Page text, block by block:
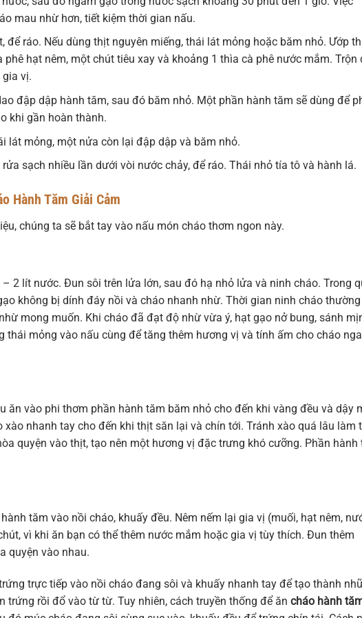
mau nhừ hơn, tiết kiệm thời gian nấu.
để ráo. Nếu dùng thịt nguyên miếng, thái lát mỏng hoặc băm nhỏ. Ướp
hạt nêm, một chút tiêu xay và khoảng 1 thìa cà phê nước mắm. Trộn
vị.
đập dập hành tăm, sau đó băm nhỏ. Một phần hành tăm sẽ dùng để
khi gần hoàn thành.
lát mỏng, một nửa còn lại đập dập và băm nhỏ.
sạch nhiều lần dưới vòi nước chảy, để ráo. Thái nhỏ tía tô và hành lá.
Hành Tăm Giải Cảm
chúng ta sẽ bắt tay vào nấu món cháo thơm ngon này.
2 lít nước. Đun sôi trên lửa lớn, sau đó hạ nhỏ lửa và ninh cháo. Trong
không bị dính đáy nồi và cháo nhanh nhừ. Thời gian ninh cháo thường
mong muốn. Khi cháo đã đạt độ nhừ vừa ý, hạt gạo nở bung, sánh
thái mỏng vào nấu cùng để tăng thêm hương vị và tính ấm cho cháo
ăn vào phi thơm phần hành tăm băm nhỏ cho đến khi vàng đều và dậy
nhanh tay cho đến khi thịt săn lại và chín tới. Tránh xào quá lâu làm
quyện vào thịt, tạo nên một hương vị đặc trưng khó cưỡng. Phần hành
tăm vào nồi cháo, khuấy đều. Nêm nếm lại gia vị (muối, hạt nêm,
vì khi ăn bạn có thể thêm nước mắm hoặc gia vị tùy thích. Đun thêm
quyện vào nhau.
trực tiếp vào nồi cháo đang sôi và khuấy nhanh tay để tạo thành
trứng rồi đổ vào từ từ. Tuy nhiên, cách truyền thống để ăn cháo hành